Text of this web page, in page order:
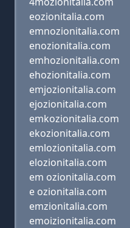
eozionitalia.com
emnozionitalia.com
enozionitalia.com
emhozionitalia.com
ehozionitalia.com
emjozionitalia.com
ejozionitalia.com
emkozionitalia.com
ekozionitalia.com
emlozionitalia.com
elozionitalia.com
em ozionitalia.com
e ozionitalia.com
emzionitalia.com
emoizionitalia.com